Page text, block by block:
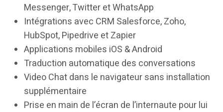
Messenger, Twitter et WhatsApp
Intégrations avec CRM Salesforce, Zoho,
HubSpot, Pipedrive et Zapier
Applications mobiles iOS & Android
Traduction automatique des conversations
Video Chat dans le navigateur sans installation
supplémentaire
Prise en main de l’écran de l’internaute pour lui